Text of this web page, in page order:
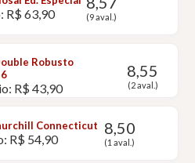
R$ 63,90 (9 aval.)
Robusto
R$ 43,90
8,55
(2 aval.)
Connecticut
R$ 54,90
8,50
(1 aval.)